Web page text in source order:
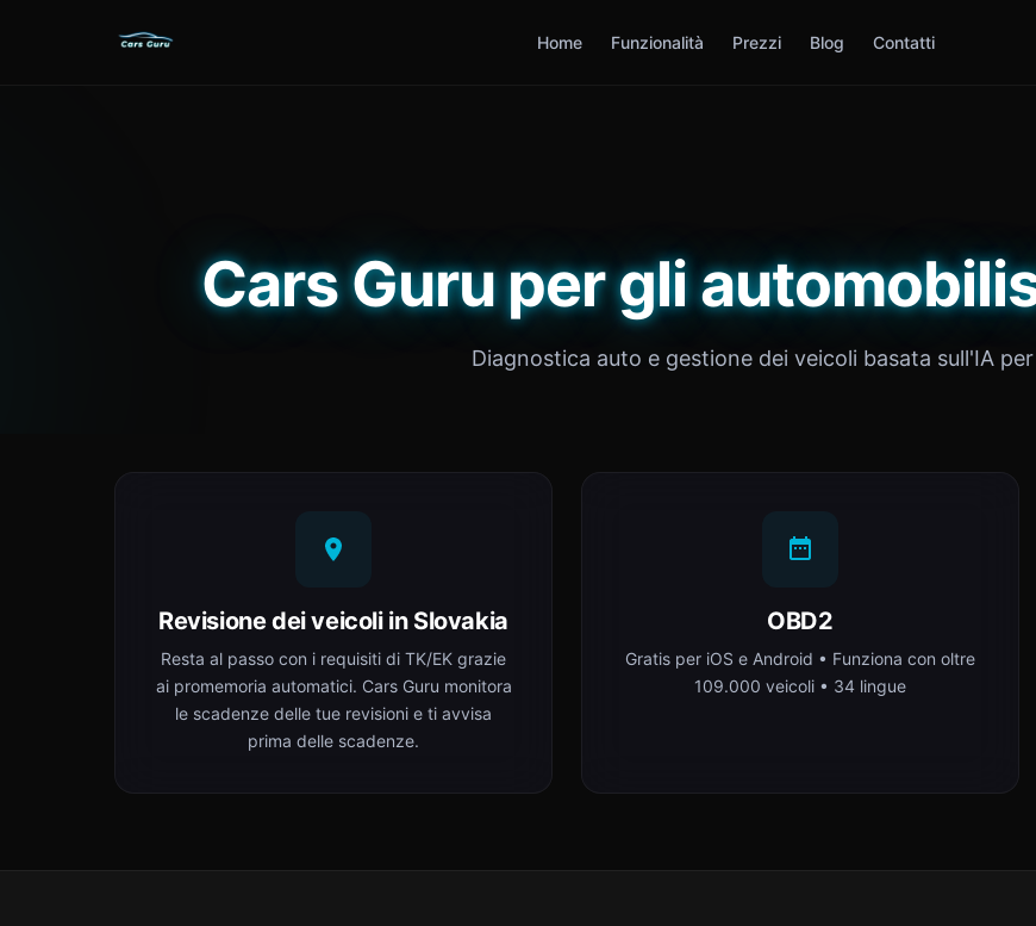
Home Funzionalità Prezzi Blog Contatti
Cars Guru per gli
Diagnostica auto e gestione dei veicoli basata sull'IA
Revisione dei veicoli in Slovakia
Resta al passo con i requisiti di TK/EK grazie
ai promemoria automatici. Cars Guru monitora
le scadenze delle tue revisioni e ti avvisa
prima delle scadenze.
OBD2
Gratis per iOS e Android • Funziona con oltre
109.000 veicoli • 34 lingue